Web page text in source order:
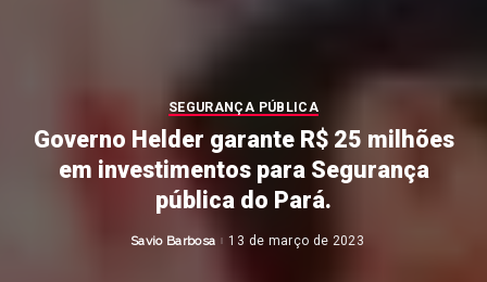
SEGURANÇA PÚBLICA
Governo Helder garante R$ 25 milhões
em investimentos para Segurança
pública do Pará.
Posted
Savio Barbosa 13 de março de 2023